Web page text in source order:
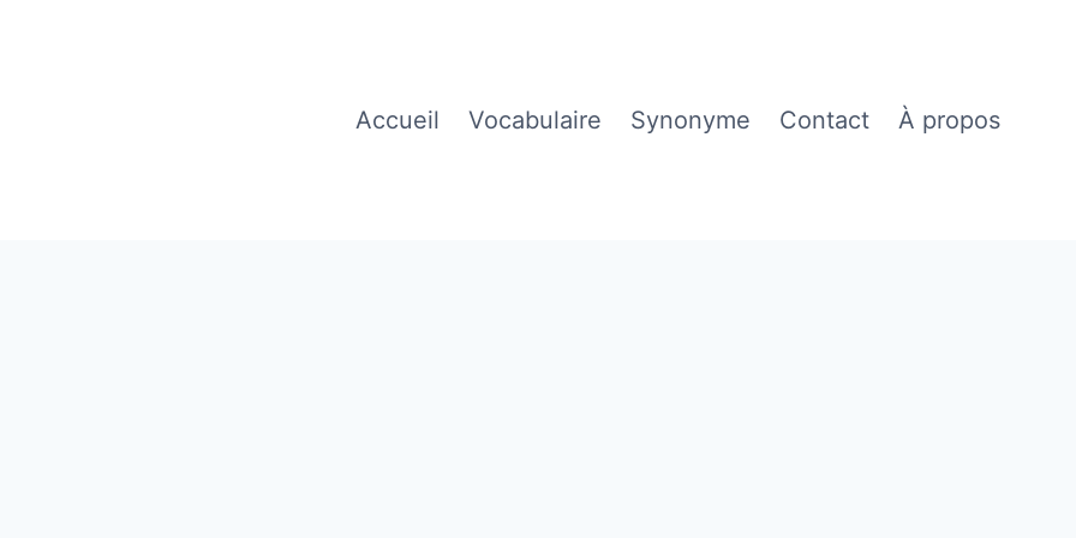
Accueil Vocabulaire Synonyme Contact À propos